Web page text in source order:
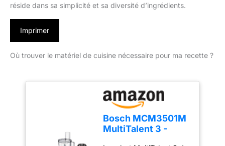
réside dans sa simplicité et sa diversité d’ingrédients.
Imprimer
Où trouver le matériel de cuisine nécessaire pour ma recette ?
Bosch MCM3501M
MultiTalent 3 -